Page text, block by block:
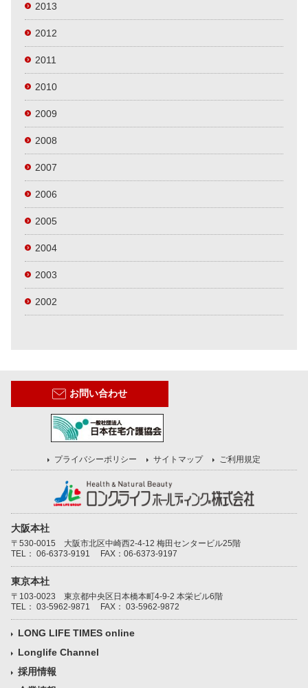
2013
2012
2011
2010
2009
2008
2007
2006
2005
2004
2003
2002
お問い合わせ
プライバシーポリシー サイトマップ ご利用規定
大阪本社
〒530-0015 大阪市北区中崎西2-4-12 梅田センタービル25階
TEL： 06-6373-9191 FAX：06-6373-9197
東京本社
〒103-0023 東京都中央区日本橋本町4-9-2 本栄ビル6階
TEL： 03-5962-9871 FAX： 03-5962-9872
LONG LIFE TIMES online
Longlife Channel
採用情報